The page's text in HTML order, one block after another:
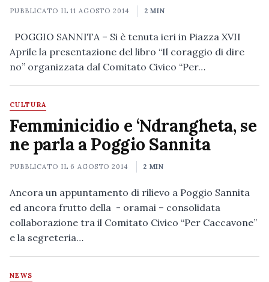
PUBBLICATO IL11 AGOSTO 2014 2 MIN
POGGIO SANNITA – Si è tenuta ieri in Piazza XVII
Aprile la presentazione del libro “Il coraggio di dire
no” organizzata dal Comitato Civico “Per…
CULTURA
Femminicidio e ‘Ndrangheta, se
ne parla a Poggio Sannita
PUBBLICATO IL 6 AGOSTO 2014 2 MIN
Ancora un appuntamento di rilievo a Poggio Sannita
ed ancora frutto della - oramai – consolidata
collaborazione tra il Comitato Civico “Per Caccavone”
e la segreteria…
NEWS